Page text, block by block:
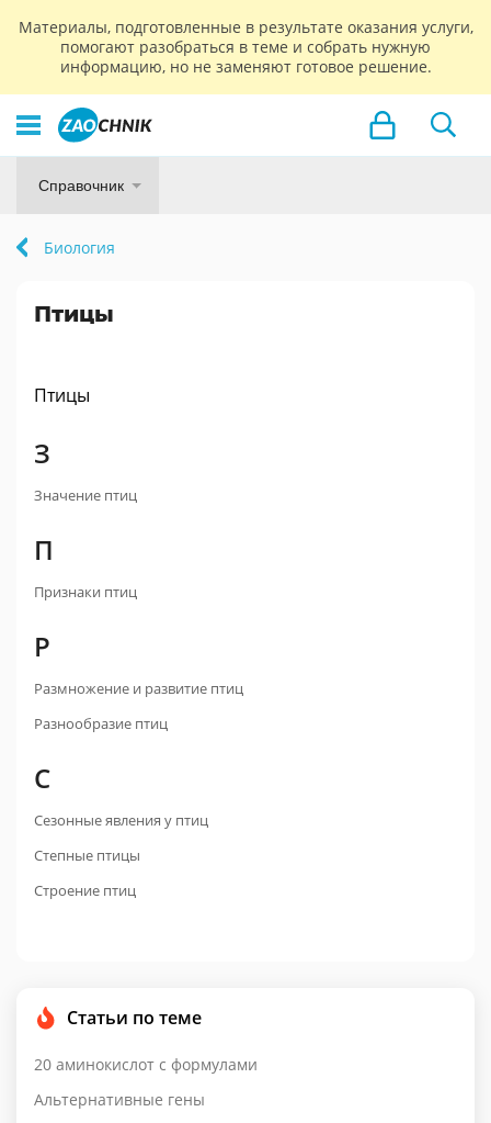
Материалы, подготовленные в результате оказания услуги,
помогают разобраться в теме и собрать нужную
информацию, но не заменяют готовое решение.
Справочник
Биология
Птицы
Птицы
З
Значение птиц
П
Признаки птиц
Р
Размножение и развитие птиц
Разнообразие птиц
С
Сезонные явления у птиц
Степные птицы
Строение птиц
Статьи по теме
20 аминокислот с формулами
Альтернативные гены